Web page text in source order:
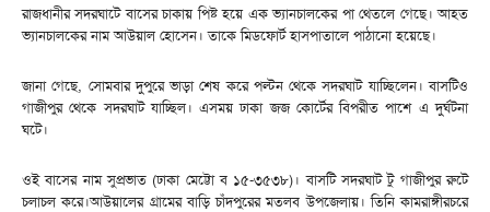
রাজধানীর সদরঘাটে বাসের চাকায় পিষ্ট হয়ে এক ভ্যানচালকের পা থেতলে গেছে। আহত
ভ্যানচালকের নাম আউয়াল হোসেন। তাকে মিডফোর্ট হাসপাতালে পাঠানো হয়েছে।
জানা গেছে, সোমবার দুপুরে ভাড়া শেষ করে পল্টন থেকে সদরঘাট যাচ্ছিলেন। বাসটিও
গাজীপুর থেকে সদরঘাট যাচ্ছিল। এসময় ঢাকা জজ কোর্টের বিপরীত পাশে এ দুর্ঘটনা
ঘটে।
ওই বাসের নাম সুপ্রভাত (ঢাকা মেট্টো ব ১৫-৩৫৩৮)। বাসটি সদরঘাট টু গাজীপুর রুটে
চলাচল করে।আউয়ালের গ্রামের বাড়ি চাঁদপুরের মতলব উপজেলায়। তিনি কামরাঙ্গীরচরে